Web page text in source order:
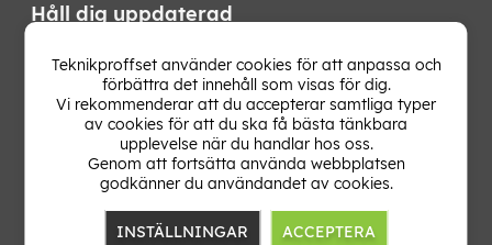
Håll dig uppdaterad
Få de senaste nyheterna, hetaste erbjudandena och
bästa tipsen från oss direkt i din mejlkorg. Signa upp på
vårt nyhetsbrev!
Teknikproffset använder cookies för att anpassa och
förbättra det innehåll som visas för dig.
Vi rekommenderar att du accepterar samtliga typer
av cookies för att du ska få bästa tänkbara
upplevelse när du handlar hos oss.
Genom att fortsätta använda webbplatsen
godkänner du användandet av cookies.
INSTÄLLNINGAR ACCEPTERA